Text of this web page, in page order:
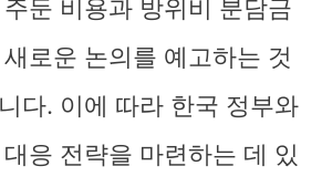
둔 비용과 방위비 분담금
로운 논의를 예고하는 것
다. 이에 따라 한국 정부와
응 전략을 마련하는 데 있